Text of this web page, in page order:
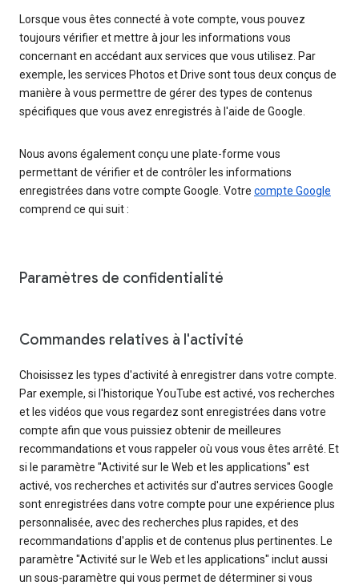
Lorsque vous êtes connecté à vote compte, vous pouvez
toujours vérifier et mettre à jour les informations vous
concernant en accédant aux services que vous utilisez. Par
exemple, les services Photos et Drive sont tous deux conçus de
manière à vous permettre de gérer des types de contenus
spécifiques que vous avez enregistrés à l'aide de Google.
Nous avons également conçu une plate-forme vous
permettant de vérifier et de contrôler les informations
enregistrées dans votre compte Google. Votre compte Google
comprend ce qui suit :
Paramètres de confidentialité
Commandes relatives à l'activité
Choisissez les types d'activité à enregistrer dans votre compte.
Par exemple, si l'historique YouTube est activé, vos recherches
et les vidéos que vous regardez sont enregistrées dans votre
compte afin que vous puissiez obtenir de meilleures
recommandations et vous rappeler où vous vous êtes arrêté. Et
si le paramètre "Activité sur le Web et les applications" est
activé, vos recherches et activités sur d'autres services Google
sont enregistrées dans votre compte pour une expérience plus
personnalisée, avec des recherches plus rapides, et des
recommandations d'applis et de contenus plus pertinentes. Le
paramètre "Activité sur le Web et les applications" inclut aussi
un sous-paramètre qui vous permet de déterminer si vous